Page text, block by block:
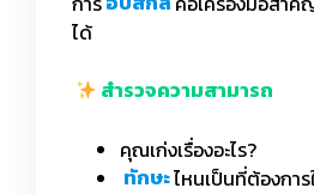
ได้
สำรวจความสามารถ
คุณเก่งเรื่องอะไร?
ทักษะไหนเป็นที่ต้องกา